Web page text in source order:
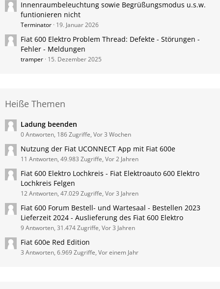
Innenraumbeleuchtung sowie Begrüßungsmodus u.s.w.
funtionieren nicht
Terminator 19. Januar 2026
Fiat 600 Elektro Problem Thread: Defekte - Störungen -
Fehler - Meldungen
tramper 15. Dezember 2025
Heiße Themen
Ladung beenden
0 Antworten, 186 Zugriffe, Vor 3 Wochen
Nutzung der Fiat UCONNECT App mit Fiat 600e
11 Antworten, 49.983 Zugriffe, Vor 2 Jahren
Fiat 600 Elektro Lochkreis - Fiat Elektroauto 600 Elektro
Lochkreis Felgen
12 Antworten, 47.029 Zugriffe, Vor 3 Jahren
Fiat 600 Forum Bestell- und Wartesaal - Bestellen 2023
Lieferzeit 2024 - Auslieferung des Fiat 600 Elektro
9 Antworten, 31.474 Zugriffe, Vor 3 Jahren
Fiat 600e Red Edition
3 Antworten, 6.969 Zugriffe, Vor einem Jahr